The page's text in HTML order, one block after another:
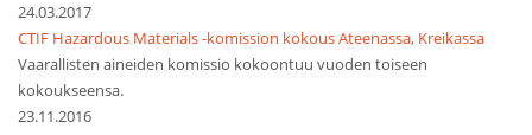
24.03.2017
CTIF Hazardous Materials -komission kokous Ateenassa, Kreikassa
Vaarallisten aineiden komissio kokoontuu vuoden toiseen
kokoukseensa.
23.11.2016